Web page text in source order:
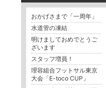
おかげさまで「一周年」
水道管の凍結
明けましておめでとうご
ざいます
スタッフ増員！
理容組合フットサル東京
大会「E-toco CUP」